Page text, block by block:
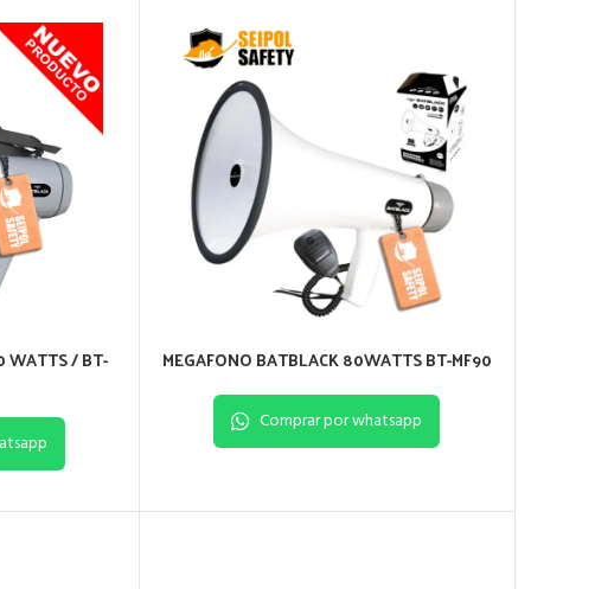
WATTS / BT- MEGAFONO BATBLACK 80WATTS BT-MF90
Comprar por whatsapp